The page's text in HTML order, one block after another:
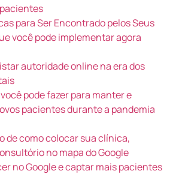
para Ser Encontrado pelos Seus
você pode implementar agora
autoridade online na era dos
pode fazer para manter e
pacientes durante a pandemia
de como colocar sua clínica,
no mapa do Google
no Google e captar mais pacientes